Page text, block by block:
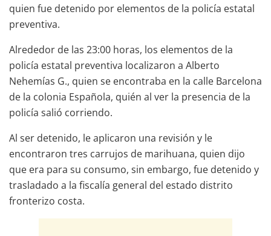
quien fue detenido por elementos de la policía estatal
preventiva.
Alrededor de las 23:00 horas, los elementos de la
policía estatal preventiva localizaron a Alberto
Nehemías G., quien se encontraba en la calle Barcelona
de la colonia Española, quién al ver la presencia de la
policía salió corriendo.
Al ser detenido, le aplicaron una revisión y le
encontraron tres carrujos de marihuana, quien dijo
que era para su consumo, sin embargo, fue detenido y
trasladado a la fiscalía general del estado distrito
fronterizo costa.